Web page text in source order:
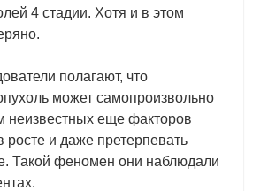
4 стадии. Хотя и в этом
полагают, что
может самопроизвольно
неизвестных еще факторов
росте и даже претерпевать
Такой феномен они наблюдали